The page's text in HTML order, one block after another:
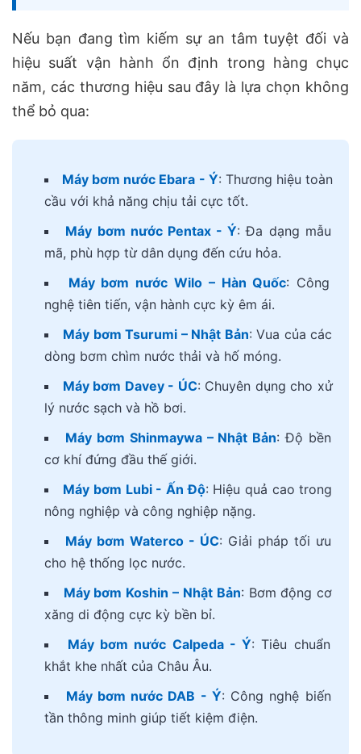
Nếu bạn đang tìm kiếm sự an tâm tuyệt đối và
hiệu suất vận hành ổn định trong hàng chục
năm, các thương hiệu sau đây là lựa chọn không
thể bỏ qua:
Máy bơm nước Ebara - Ý: Thương hiệu toàn
cầu với khả năng chịu tải cực tốt.
Máy bơm nước Pentax - Ý: Đa dạng mẫu
mã, phù hợp từ dân dụng đến cứu hỏa.
Máy bơm nước Wilo – Hàn Quốc: Công
nghệ tiên tiến, vận hành cực kỳ êm ái.
Máy bơm Tsurumi – Nhật Bản: Vua của các
dòng bơm chìm nước thải và hố móng.
Máy bơm Davey - ÚC: Chuyên dụng cho xử
lý nước sạch và hồ bơi.
Máy bơm Shinmaywa – Nhật Bản: Độ bền
cơ khí đứng đầu thế giới.
Máy bơm Lubi - Ấn Độ: Hiệu quả cao trong
nông nghiệp và công nghiệp nặng.
Máy bơm Waterco - ÚC: Giải pháp tối ưu
cho hệ thống lọc nước.
Máy bơm Koshin – Nhật Bản: Bơm động cơ
xăng di động cực kỳ bền bỉ.
Máy bơm nước Calpeda - Ý: Tiêu chuẩn
khắt khe nhất của Châu Âu.
Máy bơm nước DAB - Ý: Công nghệ biến
tần thông minh giúp tiết kiệm điện.